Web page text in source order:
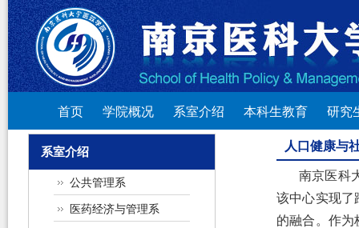
首页 学院概况 系室介绍 本科生教育 研究
系室介绍
公共管理系
医药经济与管理系
人口健康与
南京医科
该中心实现了
的融合。作为